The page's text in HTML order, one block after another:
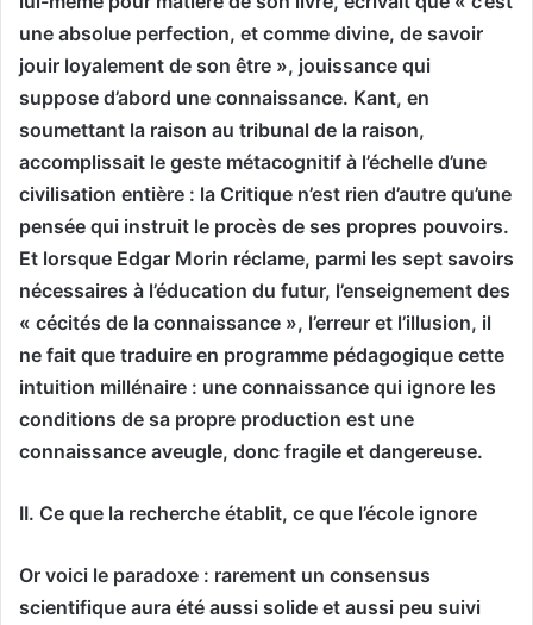
une absolue perfection, et comme divine, de savoir
jouir loyalement de son être », jouissance qui
suppose d’abord une connaissance. Kant, en
soumettant la raison au tribunal de la raison,
accomplissait le geste métacognitif à l’échelle d’une
civilisation entière : la Critique n’est rien d’autre qu’une
pensée qui instruit le procès de ses propres pouvoirs.
Et lorsque Edgar Morin réclame, parmi les sept savoirs
nécessaires à l’éducation du futur, l’enseignement des
« cécités de la connaissance », l’erreur et l’illusion, il
ne fait que traduire en programme pédagogique cette
intuition millénaire : une connaissance qui ignore les
conditions de sa propre production est une
connaissance aveugle, donc fragile et dangereuse.
II. Ce que la recherche établit, ce que l’école ignore
Or voici le paradoxe : rarement un consensus
scientifique aura été aussi solide et aussi peu suivi